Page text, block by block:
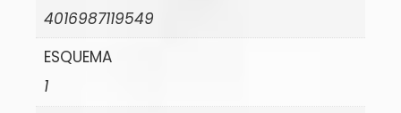
4016987119549
ESQUEMA
1